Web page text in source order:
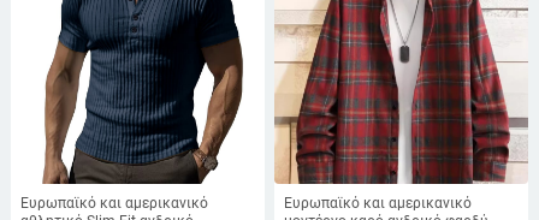
Ευρωπαϊκό και αμερικανικό
Ευρωπαϊκό και αμερικανικό